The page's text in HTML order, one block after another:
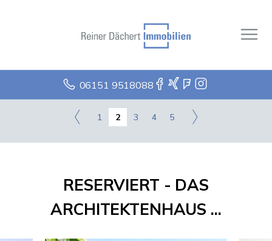
06151 9518088
1 2 3 4 5
RESERVIERT - DAS
ARCHITEKTENHAUS ...